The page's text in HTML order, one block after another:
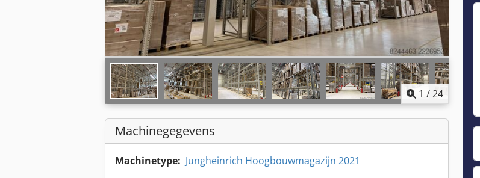
1 /24
Machinegegevens
Machinetype: Jungheinrich Hoogbouwmagazijn 2021